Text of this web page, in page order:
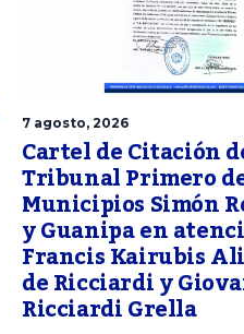
7 agosto, 2026
Cartel de Citación
Tribunal Primero
Municipios Simón
y Guanipa en
Francis Kairubis
de Ricciardi y
Ricciardi Grella